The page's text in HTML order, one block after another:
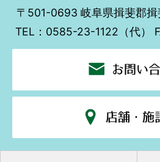
〒501-0693 岐阜県揖斐郡
TEL：0585-23-1122（代）
お問い
店舗・施